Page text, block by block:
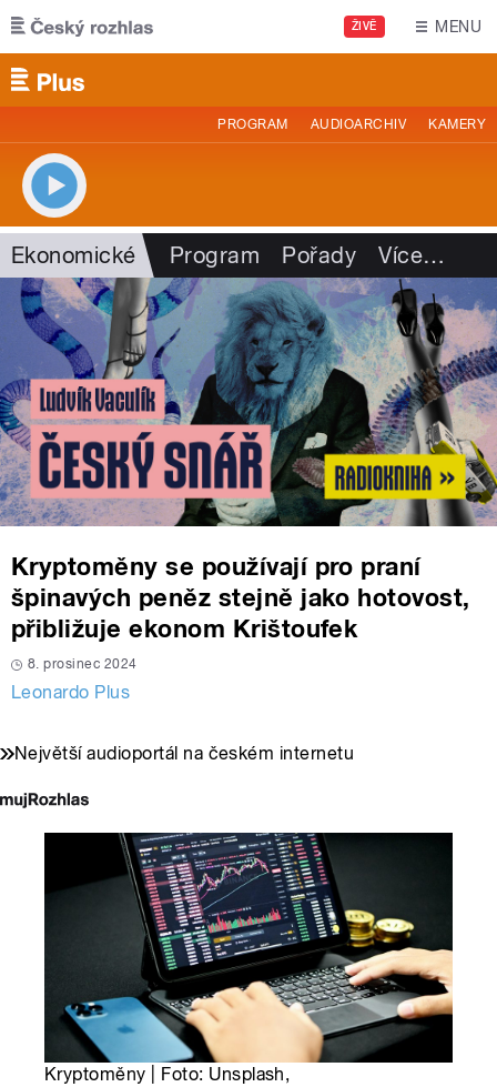
Přejít k hlavnímu obsahu
ŽIVĚ MENU
PROGRAM AUDIOARCHIV KAMERY
Ekonomické Program Pořady Více…
Kryptoměny se používají pro praní
špinavých peněz stejně jako hotovost,
přibližuje ekonom Krištoufek
8. prosinec 2024
Leonardo Plus
Největší audioportál na českém internetu
Kryptoměny | Foto: Unsplash,